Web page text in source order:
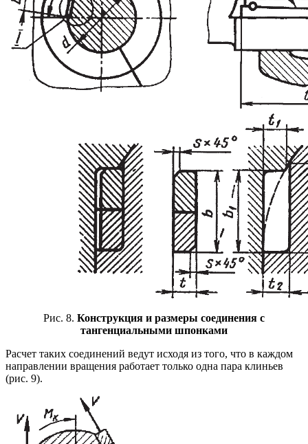
Рис. 8. Конструкция и размеры соединения с
тангенциальными шпонками
Расчет таких соединений ведут исходя из того, что в каждом
направлении вращения работает только одна пара клиньев
(рис. 9).